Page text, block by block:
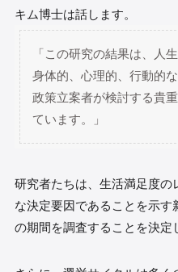
キム博士は話します。
「この研究の結果は、人
身体的、心理的、行動的
政策立案者が検討する貴
ています。」
研究者たちは、生活満足度
な決定要因であることを示
の期間を調査することを決定